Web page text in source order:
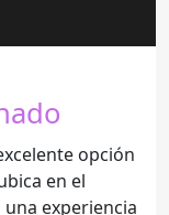
opción
experiencia